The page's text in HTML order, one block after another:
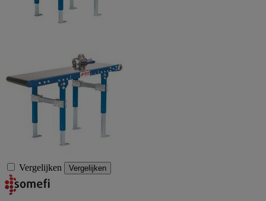
Vergelijken Vergelijken